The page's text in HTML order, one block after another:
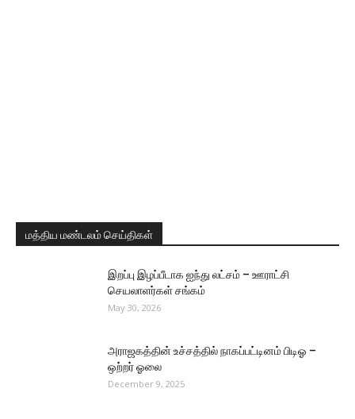
மத்திய மண்டலம் செய்திகள்
இறப்பு இழப்பீடாக ஐந்து லட்சம் – ஊராட்சி
செயலாளர்கள் சங்கம்
May 30, 2026
அராஜகத்தின் உச்சத்தில் நாகப்பட்டினம் பிடிஓ –
ஒற்றர் ஓலை
December 9, 2025